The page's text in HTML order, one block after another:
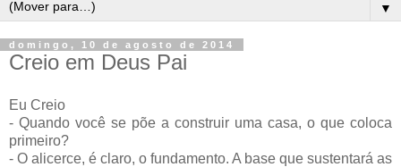
▼
domingo, 10 de agosto de 2014
Creio em Deus Pai
Eu Creio
- Quando você se põe a construir uma casa, o que coloca
primeiro?
- O alicerce, é claro, o fundamento. A base que sustentará as